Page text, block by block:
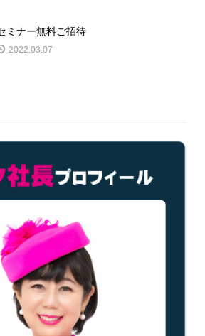
ミナー無料ご招待
2022.03.07